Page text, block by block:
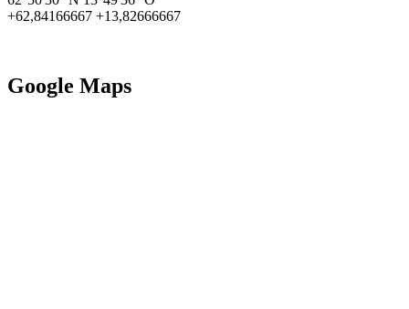
+62,84166667 +13,82666667
Google Maps